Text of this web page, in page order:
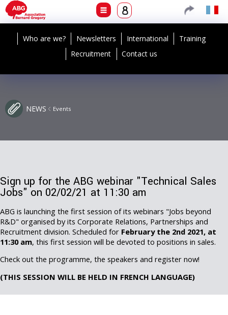
Who are we? Newsletters International
Training
Recruitment
Contact us
NEWS Events
Sign up for the ABG webinar "Technical Sales
Jobs" on 02/02/21 at 11:30 am
ABG is launching the first session of its webinars "Jobs beyond
R&D" organised by its Corporate Relations, Partnerships and
Recruitment division. Scheduled for February the 2nd 2021, at
11:30 am, this first session will be devoted to positions in sales.
Check out the programme, the speakers and register now!
(THIS SESSION WILL BE HELD IN FRENCH LANGUAGE)